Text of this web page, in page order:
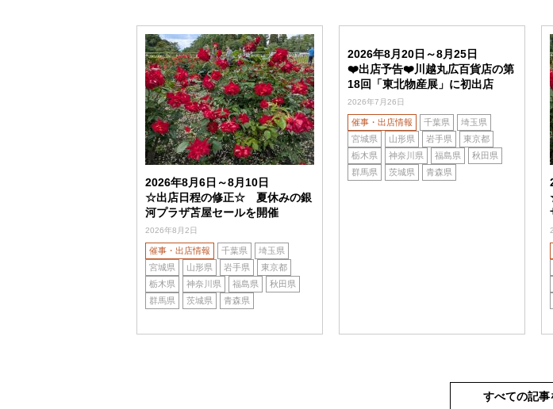
2026年8月6日～8月10日
☆出店日程の修正☆ 夏休みの銀
河プラザ苫屋セールを開催
2026年8月2日
催事・出店情報 千葉県
埼玉県
宮城県
山形県 岩手県
東京都
栃木県
神奈川県 福島県
秋田県
群馬県
茨城県 青森県
2026年8月20日～8月25日
❤️出店予告❤️川越丸広百貨店の第
18回「東北物産展」に初出店
2026年7月26日
催事・出店情報 千葉県
埼玉県
宮城県
山形県 岩手県
東京都
栃木県
神奈川県 福島県
秋田県
群馬県
茨城県 青森県
すべての記事